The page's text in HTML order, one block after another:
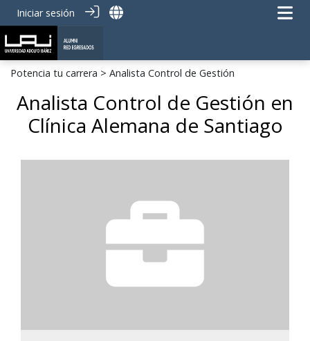
Iniciar sesión
Potencia tu carrera > Analista Control de Gestión
Analista Control de Gestión en
Clínica Alemana de Santiago